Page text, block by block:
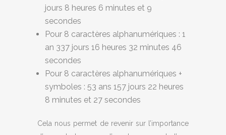
jours 8 heures 6 minutes et 9
secondes
Pour 8 caractères alphanumériques : 1
an 337 jours 16 heures 32 minutes 46
secondes
Pour 8 caractères alphanumériques +
symboles : 53 ans 157 jours 22 heures
8 minutes et 27 secondes
Cela nous permet de revenir sur l’importance